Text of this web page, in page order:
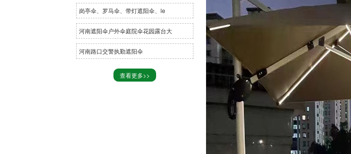
三角棚
凉亭
摇椅
户外桌椅
岗亭伞、罗马伞、带灯遮阳伞、le
河南遮阳伞户外伞庭院伞花园露台大
河南路口交警执勤遮阳伞
查看更多>>